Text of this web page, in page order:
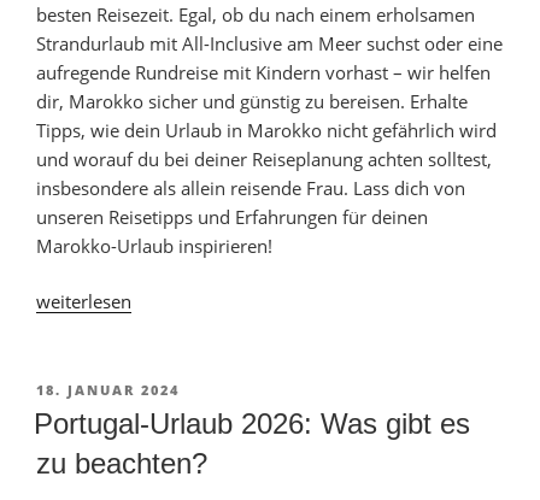
besten Reisezeit. Egal, ob du nach einem erholsamen
Strandurlaub mit All-Inclusive am Meer suchst oder eine
aufregende Rundreise mit Kindern vorhast – wir helfen
dir, Marokko sicher und günstig zu bereisen. Erhalte
Tipps, wie dein Urlaub in Marokko nicht gefährlich wird
und worauf du bei deiner Reiseplanung achten solltest,
insbesondere als allein reisende Frau. Lass dich von
unseren Reisetipps und Erfahrungen für deinen
Marokko-Urlaub inspirieren!
„Marokko
Sicherheit
und
Erfahrungen“
weiterlesen
VERÖFFENTLICHT
AM
18. JANUAR 2024
Portugal-Urlaub 2026: Was gibt es
zu beachten?